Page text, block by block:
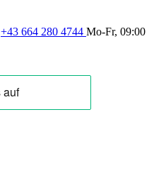
+43 664 280 4744 Mo-Fr, 09:00